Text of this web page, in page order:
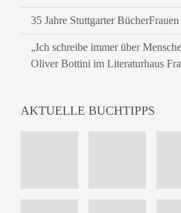
35 Jahre Stuttgarter BücherFrauen
„Ich schreibe immer über
Oliver Bottini im Literaturhaus
AKTUELLE BUCHTIPPS